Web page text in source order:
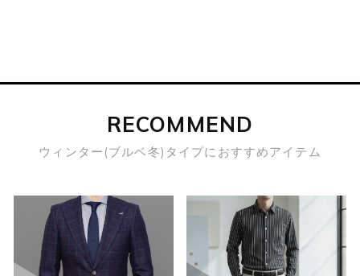
RECOMMEND
ウィンター(ブルベ冬)タイプにおすすめアイテム